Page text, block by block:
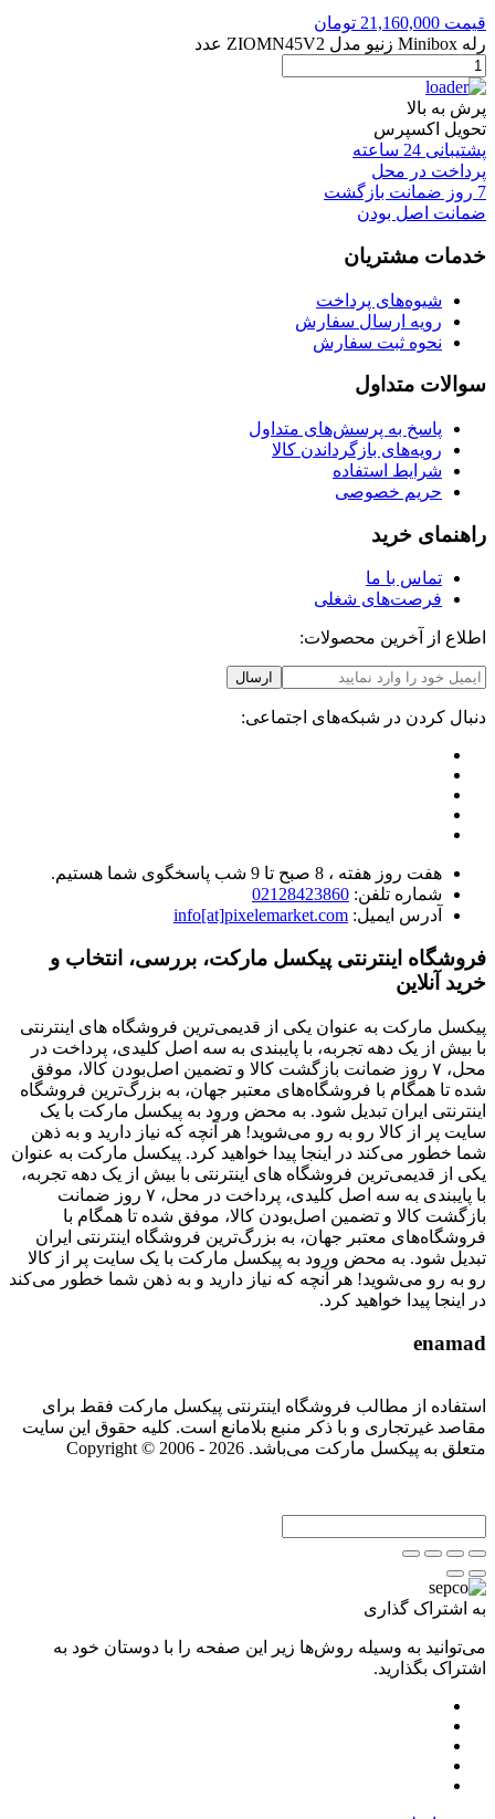
قیمت 21,160,000 تومان
رله Minibox زنیو مدل ZIOMN45V2 عدد
پرش به بالا
تحویل اکسپرس
پشتیبانی 24 ساعته
پرداخت در محل
7 روز ضمانت بازگشت
ضمانت اصل بودن
خدمات مشتریان
شیوه‌های پرداخت
رویه ارسال سفارش
نحوه ثبت سفارش
سوالات متداول
پاسخ به پرسش‌های متداول
رویه‌های بازگرداندن کالا
شرایط استفاده
حریم خصوصی
راهنمای خرید
تماس با ما
فرصت‌های شغلی
اطلاع از آخرین محصولات:
ارسال
دنبال کردن در شبکه‌های اجتماعی:
هفت روز هفته ، 8 صبح تا 9 شب پاسخگوی شما هستیم.
شماره تلفن: 02128423860
آدرس ایمیل: info[at]pixelemarket.com
فروشگاه اینترنتی پیکسل مارکت، بررسی، انتخاب و
خرید آنلاین
پیکسل مارکت به عنوان یکی از قدیمی‌ترین فروشگاه های اینترنتی
با بیش از یک دهه تجربه، با پایبندی به سه اصل کلیدی، پرداخت در
محل، ۷ روز ضمانت بازگشت کالا و تضمین اصل‌بودن کالا، موفق
شده تا همگام با فروشگاه‌های معتبر جهان، به بزرگ‌ترین فروشگاه
اینترنتی ایران تبدیل شود. به محض ورود به پیکسل مارکت با یک
سایت پر از کالا رو به رو می‌شوید! هر آنچه که نیاز دارید و به ذهن
شما خطور می‌کند در اینجا پیدا خواهید کرد. پیکسل مارکت به عنوان
یکی از قدیمی‌ترین فروشگاه های اینترنتی با بیش از یک دهه تجربه،
با پایبندی به سه اصل کلیدی، پرداخت در محل، ۷ روز ضمانت
بازگشت کالا و تضمین اصل‌بودن کالا، موفق شده تا همگام با
فروشگاه‌های معتبر جهان، به بزرگ‌ترین فروشگاه اینترنتی ایران
تبدیل شود. به محض ورود به پیکسل مارکت با یک سایت پر از کالا
رو به رو می‌شوید! هر آنچه که نیاز دارید و به ذهن شما خطور می‌کند
در اینجا پیدا خواهید کرد.
enamad
استفاده از مطالب فروشگاه اینترنتی پیکسل مارکت فقط برای
مقاصد غیرتجاری و با ذکر منبع بلامانع است. کلیه حقوق این سایت
متعلق به پیکسل مارکت می‌باشد. Copyright © 2006 - 2026
به اشتراک گذاری
می‌توانید به وسیله روش‌ها زیر این صفحه را با دوستان خود به
اشتراک بگذارید.